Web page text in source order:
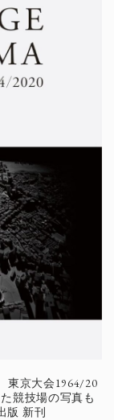
東京大会1964/20
競技場の写真も
版 新刊